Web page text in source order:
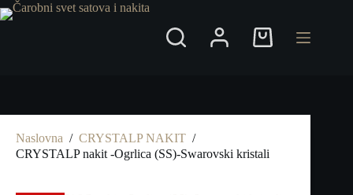
Preskoči
na
Shopping
Naslovna / CRYSTALP NAKIT /
CRYSTALP nakit -Ogrlica (SS)-Swarovski kristali